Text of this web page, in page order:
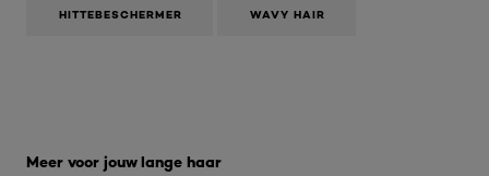
HITTEBESCHERMER WAVY HAIR
Meer voor jouw lange haar